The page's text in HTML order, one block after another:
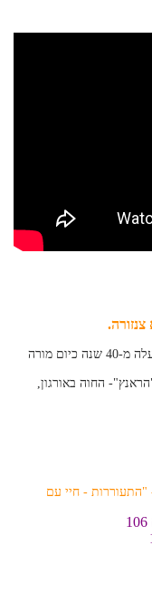
שיחה עם מא אננד סמבביה, תלמידתו של אושו למעלה מ-40 שנה כיום מורה
החוה באורגון,
החדש - "התעוררות - חיי עם